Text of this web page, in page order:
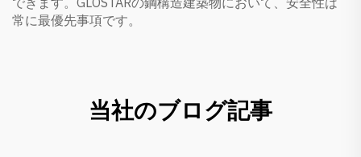
常に最優先事項です。
当社のブログ記事